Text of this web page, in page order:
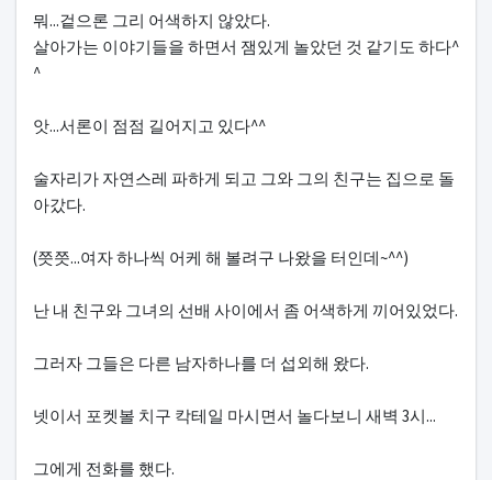
뭐...겉으론 그리 어색하지 않았다.
살아가는 이야기들을 하면서 잼있게 놀았던 것 같기도 하다^
^
앗...서론이 점점 길어지고 있다^^
술자리가 자연스레 파하게 되고 그와 그의 친구는 집으로 돌
아갔다.
(쯧쯧...여자 하나씩 어케 해 볼려구 나왔을 터인데~^^)
난 내 친구와 그녀의 선배 사이에서 좀 어색하게 끼어있었다.
그러자 그들은 다른 남자하나를 더 섭외해 왔다.
넷이서 포켓볼 치구 칵테일 마시면서 놀다보니 새벽 3시...
그에게 전화를 했다.